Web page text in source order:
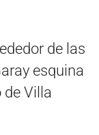
de las
esquina
de Villa